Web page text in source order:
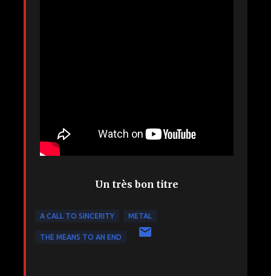
Un très bon titre
A CALL TO SINCERITY METAL
THE MEANS TO AN END